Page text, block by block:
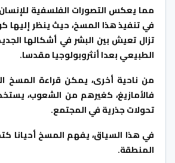
مما يعكس التصورات الفلسفية للإنسان
في تنفيذ هذا المسخ، حيث ينظر إليها
تزال تعيش بين البشر في أشكالها
الطبيعي بعدا أنثروبولوجيا مقدسا.
من ناحية أخرى، يمكن قراءة المسخ
فالأمازيغ، كغيرهم من الشعوب،
تحولات جذرية في المجتمع.
في هذا السياق، يفهم المسخ أحيانا
المنطقة.